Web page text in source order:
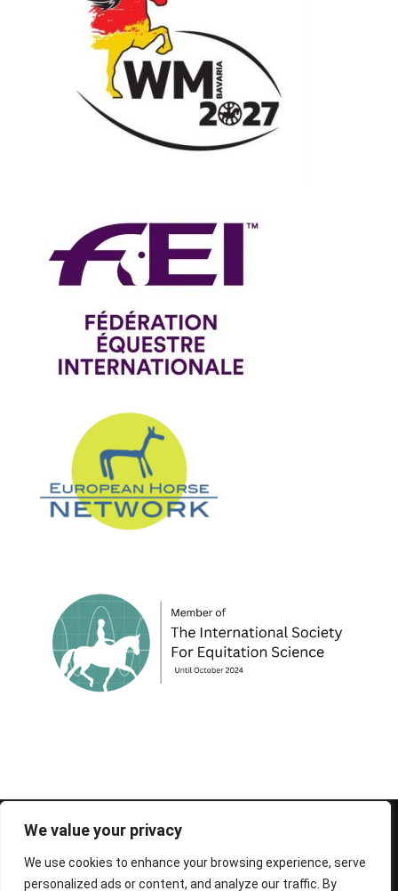
We value your privacy
We use cookies to enhance your browsing experience, serve
personalized ads or content, and analyze our traffic. By
© 1995-2026 FEIF - International Federation of